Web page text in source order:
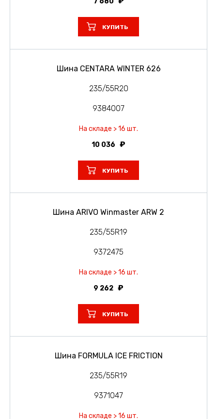
КУПИТЬ
Шина CENTARA WINTER 626
235/55R20
9384007
На складе > 16 шт.
10 036
КУПИТЬ
Шина ARIVO Winmaster ARW 2
235/55R19
9372475
На складе > 16 шт.
9 262
КУПИТЬ
Шина FORMULA ICE FRICTION
235/55R19
9371047
На складе > 16 шт.